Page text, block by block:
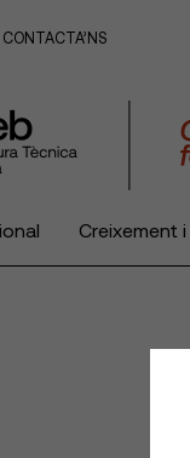
CONTACTA’NS
Creixement